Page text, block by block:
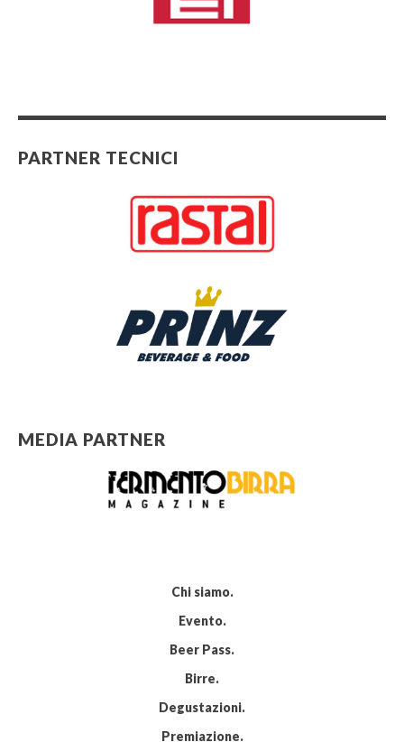
PARTNER TECNICI
MEDIA PARTNER
Chi siamo
Evento
Beer Pass
Birre
Degustazioni
Premiazione